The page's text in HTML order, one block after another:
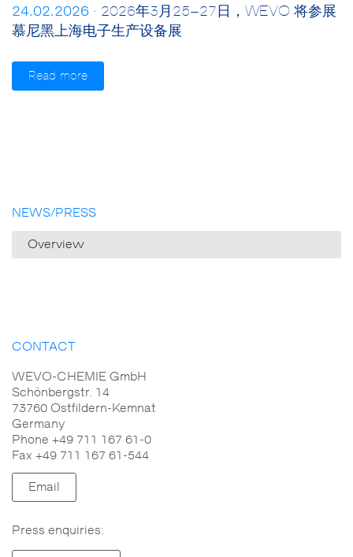
24.02.2026 · 2026年3月25–27日，WEVO 将参展
慕尼黑上海电子生产设备展
Read more
NEWS/PRESS
Overview
CONTACT
WEVO-CHEMIE GmbH
Schönbergstr. 14
73760 Ostfildern-Kemnat
Germany
Phone +49 711 167 61-0
Fax +49 711 167 61-544
Email
Press enquiries: